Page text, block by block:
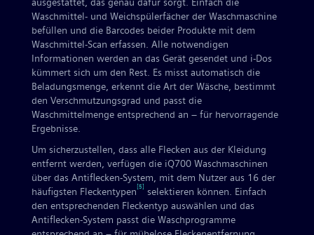
Waschmittel- und Weichspülerfächer der Waschmaschine
befüllen und die Barcodes beider Produkte mit dem
Waschmittel-Scan erfassen. Alle notwendigen
Informationen werden an das Gerät gesendet und i-Dos
kümmert sich um den Rest. Es misst automatisch die
Beladungsmenge, erkennt die Art der Wäsche, bestimmt
den Verschmutzungsgrad und passt die
Waschmittelmenge entsprechend an – für hervorragende
Ergebnisse.
Um sicherzustellen, dass alle Flecken aus der Kleidung
entfernt werden, verfügen die iQ700 Waschmaschinen
über das Antiflecken-System, mit dem Nutzer aus 16 der
häufigsten Fleckentypen [5]
selektieren können. Einfach
den entsprechenden Fleckentyp auswählen und das
Antiflecken-System passt die Waschprogramme